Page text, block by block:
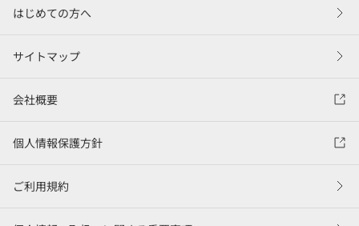
はじめての方へ
サイトマップ
会社概要
個人情報保護方針
ご利用規約